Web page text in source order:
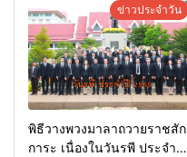
ข่าวประจำวัน
พิธีวางพวงมาลาถวายราชสัก
การะ เนื่องในวันรพี ประจำปี